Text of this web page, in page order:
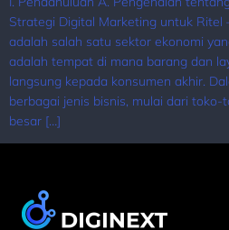
Strategi Digital Marketing untuk Ritel
adalah salah satu sektor ekonomi
adalah tempat di mana barang dan
langsung kepada konsumen akhir.
berbagai jenis bisnis, mulai dari
besar […]